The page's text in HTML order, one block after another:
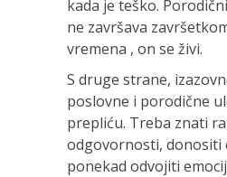
kada je teško.
ne završava
vremena , on se živi.
S druge strane,
poslovne i porodične
prepliću. Treba znati
odgovornosti, donositi
ponekad odvojiti